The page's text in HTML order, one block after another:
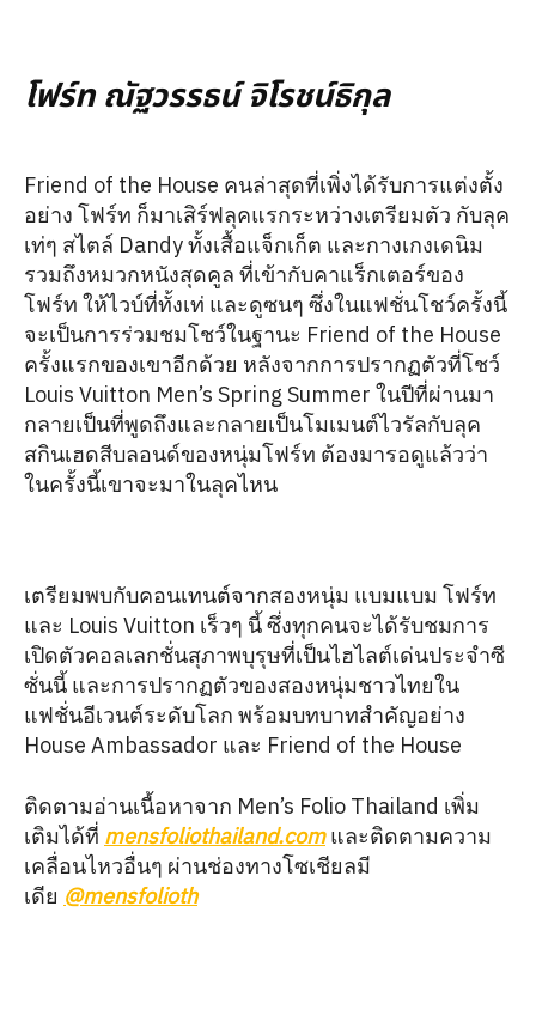
โฟร์ท ณัฐวรรธน์ จิโรชน์ธิกุล
Friend of the House คนล่าสุดที่เพิ่งได้รับการแต่งตั้ง
อย่าง โฟร์ท ก็มาเสิร์ฟลุคแรกระหว่างเตรียมตัว กับลุค
เท่ๆ สไตล์ Dandy ทั้งเสื้อแจ็กเก็ต และกางเกงเดนิม
รวมถึงหมวกหนังสุดคูล ที่เข้ากับคาแร็กเตอร์ของ
โฟร์ท ให้ไวบ์ที่ทั้งเท่ และดูซนๆ ซึ่งในแฟชั่นโชว์ครั้งนี้
จะเป็นการร่วมชมโชว์ในฐานะ Friend of the House
ครั้งแรกของเขาอีกด้วย หลังจากการปรากฏตัวที่โชว์
Louis Vuitton Men’s Spring Summer ในปีที่ผ่านมา
กลายเป็นที่พูดถึงและกลายเป็นโมเมนต์ไวรัลกับลุค
สกินเฮดสีบลอนด์ของหนุ่มโฟร์ท ต้องมารอดูแล้วว่า
ในครั้งนี้เขาจะมาในลุคไหน
เตรียมพบกับคอนเทนต์จากสองหนุ่ม แบมแบม โฟร์ท
และ Louis Vuitton เร็วๆ นี้ ซึ่งทุกคนจะได้รับชมการ
เปิดตัวคอลเลกชั่นสุภาพบุรุษที่เป็นไฮไลต์เด่นประจำซี
ซั่นนี้ และการปรากฏตัวของสองหนุ่มชาวไทยใน
แฟชั่นอีเวนต์ระดับโลก พร้อมบทบาทสำคัญอย่าง
House Ambassador และ Friend of the House
ติดตามอ่านเนื้อหาจาก Men’s Folio Thailand เพิ่ม
เติมได้ที่ mensfoliothailand.comและติดตามความ
เคลื่อนไหวอื่นๆ ผ่านช่องทางโซเชียลมี
เดีย @mensfolioth